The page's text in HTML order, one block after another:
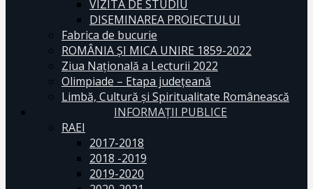
VIZITA DE STUDIU
DISEMINAREA PROIECTULUI
Fabrica de bucurie
ROMÂNIA ŞI MICA UNIRE 1859-2022
Ziua Naţională a Lecturii 2022
Olimpiade – Etapa judeţeană
Limbă, Cultură și Spiritualitate Românească
INFORMAŢII PUBLICE
RAEI
2017-2018
2018 -2019
2019-2020